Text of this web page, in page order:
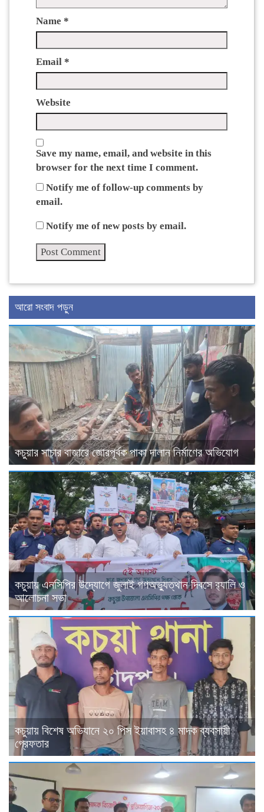
Name *
Email *
Website
Save my name, email, and website in this
browser for the next time I comment.
Notify me of follow-up comments by
email.
Notify me of new posts by email.
আরো সংবাদ পড়ুন
কচুয়ার সাচার বাজারে জোরপূর্বক পাকা দালান নির্মাণের অভিযোগ
কচুয়ায় এনসিপির উদ্যোগে জুলাই গণঅভ্যুত্থান দিবসে র‌্যালি ও
আলোচনা সভা
কচুয়ায় বিশেষ অভিযানে ২০ পিস ইয়াবাসহ ৪ মাদক ব্যবসায়ী
গ্রেফতার